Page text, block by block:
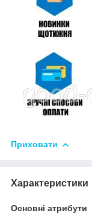
Приховати
Характеристики
Основні атрибути